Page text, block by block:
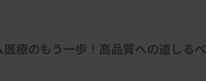
療のもう一歩！高品質への道しるべ